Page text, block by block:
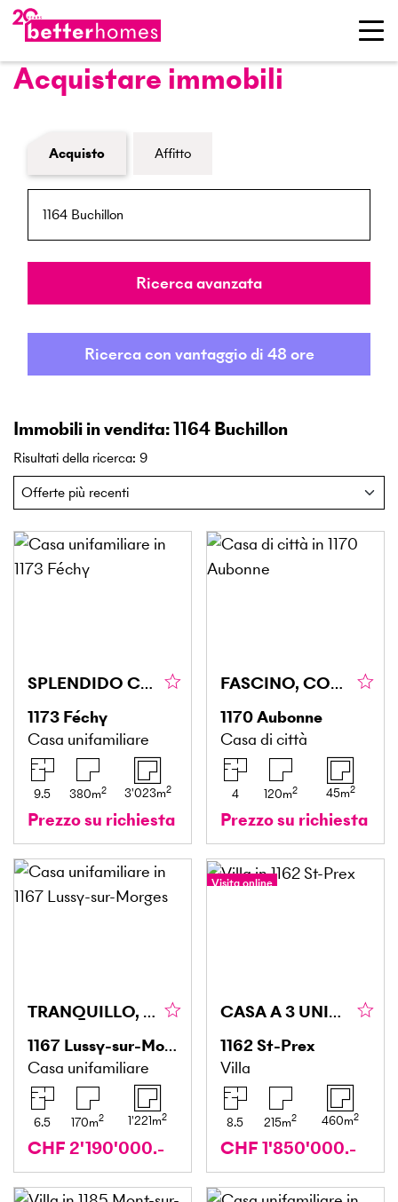
Acquistare immobili
Modulo di ricerca immobiliare
Acquisto Affitto
NPA / Località
Raggio
Ricerca avanzata
Ricerca con vantaggio di 48 ore
Immobili in vendita: 1164 Buchillon
Risultati della ricerca: 9
SPLENDIDO CON VISTA PANORAMICA SUL LAGO
1173 Féchy
Casa unifamiliare
9.5 380m2 3'023m2
Prezzo su richiesta
FASCINO, COMFORT E AUTENTICITÀ
1170Aubonne
Casa di città
4 120m2 45m2
Prezzo su richiesta
TRANQUILLO, SPAZIOSO & ADATTO ALLE FAMIGLIE
1167 Lussy-sur-Morges
Casa unifamiliare
6.5 170m2 1'221m2
CHF 2'190'000.-
Visita online
CASA A 3 UNITÀ: IDEALE PER INVESTIRE O ABITARE
1162St-Prex
Villa
8.5 215m2 460m2
CHF 1'850'000.-